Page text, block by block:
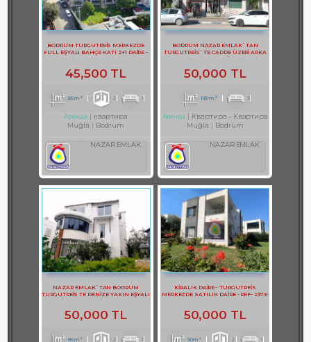
BODRUM TURGUTREİS MERKEZDE
FULL EŞYALI BAHÇE KATI 2+1 DAİRE -
45,500 TL
85m² 2 1
Аренда
квартира
Muğla
Bodrum
NAZAR EMLAK
BODRUM NAZAR EMLAK`TAN
TURGUTREİS`TE CADDE ÜZERİ ARKA
50,000 TL
180m² 3
Аренда
Квартира – Квартира
Muğla
Bodrum
NAZAR EMLAK
NAZAR EMLAK`TAN BODRUM
TURGUTREİS TE DENİZE YAKIN EŞYALI
50,000 TL
85m² 2 1
KİRALIK DAİRE - TURGUTREİS
MERKEZDE SATILIK DAİRE - REF- 2373-
50,000 TL
90m² 2 1